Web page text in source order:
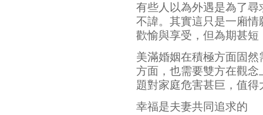
有些人以為外遇是為了
不諱。其實這只是一廂
歡愉與享受，但為期甚
美滿婚姻在積極方面固
方面，也需要雙方在觀
題對家庭危害甚巨，值得
幸福是夫妻共同追求的